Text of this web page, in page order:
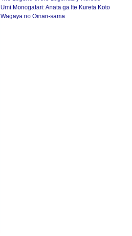
Umi Monogatari: Anata ga Ite Kureta Koto
Wagaya no Oinari-sama